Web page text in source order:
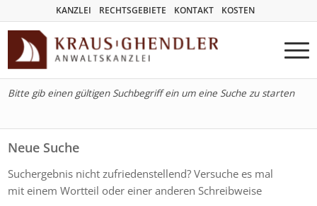
KANZLEI RECHTSGEBIETE KONTAKT KOSTEN
Bitte gib einen gültigen Suchbegriff ein um eine Suche zu starten
Neue Suche
Suchergebnis nicht zufriedenstellend? Versuche es mal
mit einem Wortteil oder einer anderen Schreibweise